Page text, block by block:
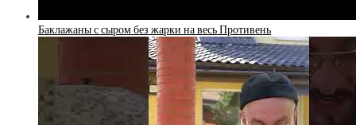
Баклажаны с сыром без жарки на весь Противень